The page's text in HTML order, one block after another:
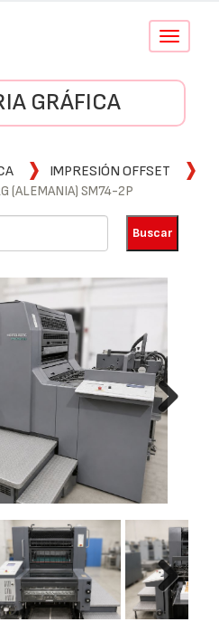
Conmutar
GRÁFICA
IMPRESIÓN OFFSET
(ALEMANIA) SM74-2P
Next
Next